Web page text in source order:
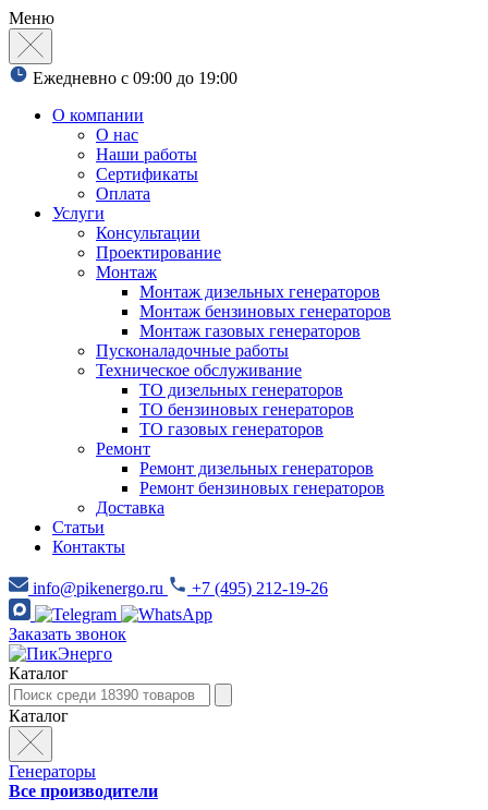
Меню
Ежедневно с 09:00 до 19:00
О компании
О нас
Наши работы
Сертификаты
Оплата
Услуги
Консультации
Проектирование
Монтаж
Монтаж дизельных генераторов
Монтаж бензиновых генераторов
Монтаж газовых генераторов
Пусконаладочные работы
Техническое обслуживание
ТО дизельных генераторов
ТО бензиновых генераторов
ТО газовых генераторов
Ремонт
Ремонт дизельных генераторов
Ремонт бензиновых генераторов
Доставка
Статьи
Контакты
info@pikenergo.ru +7 (495) 212-19-26
Заказать звонок
Каталог
Каталог
Генераторы
Все производители